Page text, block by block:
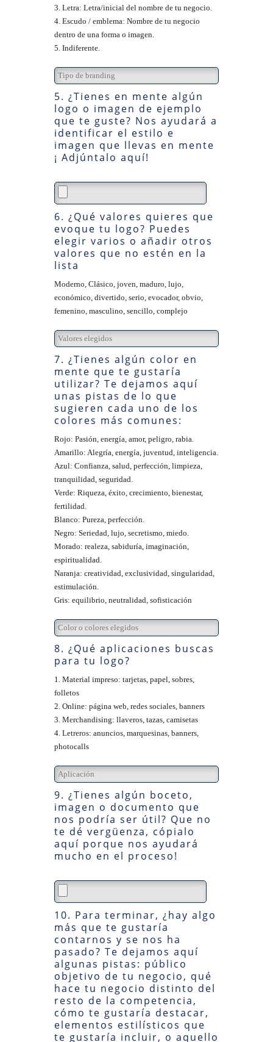
3. Letra: Letra/inicial del nombre de tu negocio.
4. Escudo / emblema: Nombre de tu negocio
dentro de una forma o imagen.
5. Indiferente.
5. ¿Tienes en mente algún
logo o imagen de ejemplo
que te guste? Nos ayudará a
identificar el estilo e
imagen que llevas en mente
¡ Adjúntalo aquí!
6. ¿Qué valores quieres que
evoque tu logo? Puedes
elegir varios o añadir otros
valores que no estén en la
lista
Moderno, Clásico, joven, maduro, lujo,
económico, divertido, serio, evocador, obvio,
femenino, masculino, sencillo, complejo
7. ¿Tienes algún color en
mente que te gustaría
utilizar? Te dejamos aquí
unas pistas de lo que
sugieren cada uno de los
colores más comunes:
Rojo: Pasión, energía, amor, peligro, rabia.
Amarillo: Alegría, energía, juventud, inteligencia.
Azul: Confianza, salud, perfección, limpieza,
tranquilidad, seguridad.
Verde: Riqueza, éxito, crecimiento, bienestar,
fertilidad.
Blanco: Pureza, perfección.
Negro: Seriedad, lujo, secretismo, miedo.
Morado: realeza, sabiduría, imaginación,
espiritualidad.
Naranja: creatividad, exclusividad, singularidad,
estimulación.
Gris: equilibrio, neutralidad, sofisticación
8. ¿Qué aplicaciones buscas
para tu logo?
1. Material impreso: tarjetas, papel, sobres,
folletos
2. Online: página web, redes sociales, banners
3. Merchandising: llaveros, tazas, camisetas
4. Letreros: anuncios, marquesinas, banners,
photocalls
9. ¿Tienes algún boceto,
imagen o documento que
nos podría ser útil? Que no
te dé vergüenza, cópialo
aquí porque nos ayudará
mucho en el proceso!
10. Para terminar, ¿hay algo
más que te gustaría
contarnos y se nos ha
pasado? Te dejamos aquí
algunas pistas: público
objetivo de tu negocio, qué
hace tu negocio distinto del
resto de la competencia,
cómo te gustaría destacar,
elementos estilísticos que
te gustaría incluir, o aquello